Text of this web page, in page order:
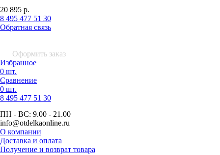
20 895 р.
8 495 477 51 30
Обратная связь
Оформить заказ
Избранное
0 шт.
Сравнение
0 шт.
8 495 477 51 30
ПН - ВС: 9.00 - 21.00
info@otdelkaonline.ru
О компании
Доставка и оплата
Получение и возврат товара